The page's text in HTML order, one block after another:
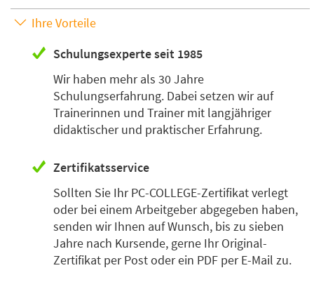
Ihre Vorteile
Schulungsexperte seit 1985
Wir haben mehr als 30 Jahre
Schulungserfahrung. Dabei setzen wir auf
Trainerinnen und Trainer mit langjähriger
didaktischer und praktischer Erfahrung.
Zertifikatsservice
Sollten Sie Ihr PC-COLLEGE-Zertifikat verlegt
oder bei einem Arbeitgeber abgegeben haben,
senden wir Ihnen auf Wunsch, bis zu sieben
Jahre nach Kursende, gerne Ihr Original-
Zertifikat per Post oder ein PDF per E-Mail zu.